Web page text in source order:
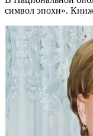
символ эпохи».